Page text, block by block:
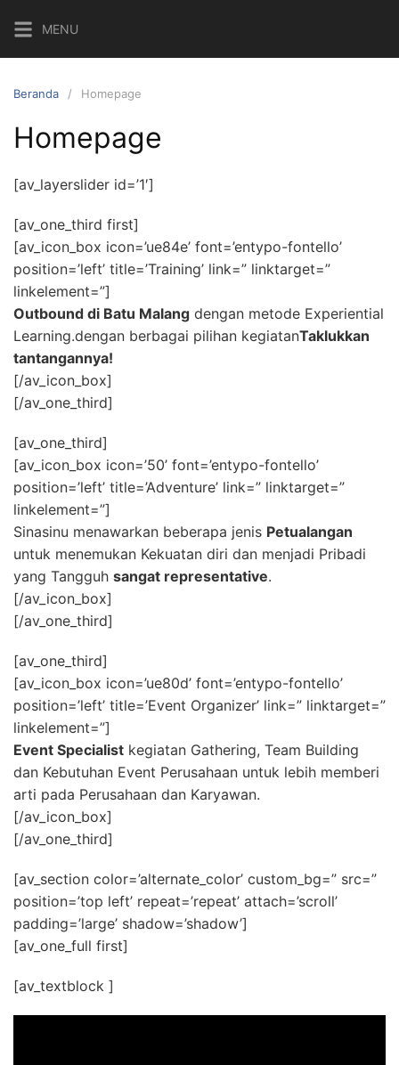
MENU
Beranda Homepage
Homepage
[av_layerslider id=’1′]
[av_one_third first]
[av_icon_box icon=’ue84e’ font=’entypo-fontello’
position=’left’ title=’Training’ link=” linktarget=”
linkelement=”]
Outbound di Batu Malang dengan metode Experiential
Learning.dengan berbagai pilihan kegiatanTaklukkan
tantangannya!
[/av_icon_box]
[/av_one_third]
[av_one_third]
[av_icon_box icon=’50’ font=’entypo-fontello’
position=’left’ title=’Adventure’ link=” linktarget=”
linkelement=”]
Sinasinu menawarkan beberapa jenis Petualangan
untuk menemukan Kekuatan diri dan menjadi Pribadi
yang Tangguh sangat representative.
[/av_icon_box]
[/av_one_third]
[av_one_third]
[av_icon_box icon=’ue80d’ font=’entypo-fontello’
position=’left’ title=’Event Organizer’ link=” linktarget=”
linkelement=”]
Event Specialist kegiatan Gathering, Team Building
dan Kebutuhan Event Perusahaan untuk lebih memberi
arti pada Perusahaan dan Karyawan.
[/av_icon_box]
[/av_one_third]
[av_section color=’alternate_color’ custom_bg=” src=”
position=’top left’ repeat=’repeat’ attach=’scroll’
padding=’large’ shadow=’shadow’]
[av_one_full first]
[av_textblock ]